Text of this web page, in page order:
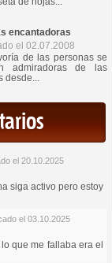
encantadoras
el 02.07.2008
de las personas se
admiradoras de las
desde...
el 20.10.2025
siga activo pero estoy
el 03.10.2025
que me fallaba era el